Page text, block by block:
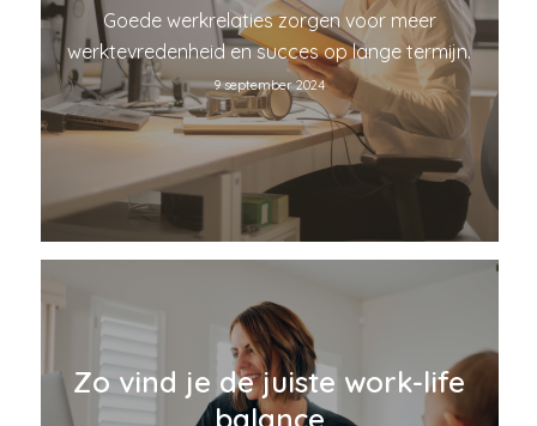
Goede werkrelaties zorgen voor meer
werktevredenheid en succes op lange termijn.
9 september 2024
Zo vind je de juiste work-life